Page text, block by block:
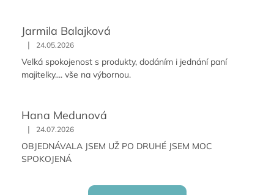
Jarmila Balajková
| 24.05.2026
Velká spokojenost s produkty, dodáním i jednání paní
majitelky.... vše na výbornou.
Hana Medunová
| 24.07.2026
OBJEDNÁVALA JSEM UŽ PO DRUHÉ JSEM MOC
SPOKOJENÁ